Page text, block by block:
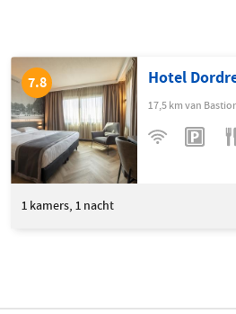
7.8 Hotel
17,5 km van
1 kamers, 1 nacht